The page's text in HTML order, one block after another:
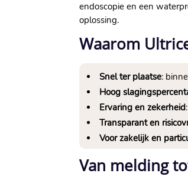
endoscopie en een
oplossing.
Waarom
Snel ter plaatse:
Hoog
Ervaring en zekerheid
Transparant en
Voor zakelijk en
Van melding